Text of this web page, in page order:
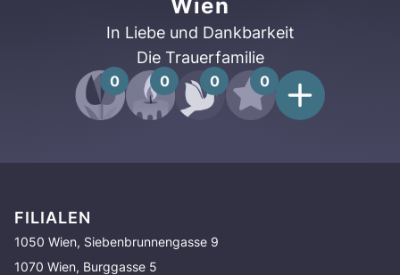
Wien
In Liebe und Dankbarkeit
Die Trauerfamilie
0 0 0 0
FILIALEN
1050 Wien, Siebenbrunnengasse 9
1070 Wien, Burggasse 5